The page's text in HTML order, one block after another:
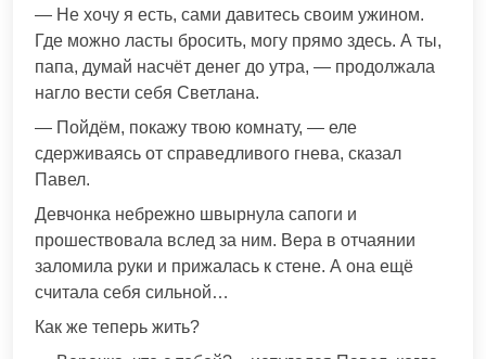
— Не хочу я есть, сами давитесь своим ужином.
Где можно ласты бросить, могу прямо здесь. А ты,
папа, думай насчёт денег до утра, — продолжала
нагло вести себя Светлана.
— Пойдём, покажу твою комнату, — еле
сдерживаясь от справедливого гнева, сказал
Павел.
Девчонка небрежно швырнула сапоги и
прошествовала вслед за ним. Вера в отчаянии
заломила руки и прижалась к стене. А она ещё
считала себя сильной…
Как же теперь жить?